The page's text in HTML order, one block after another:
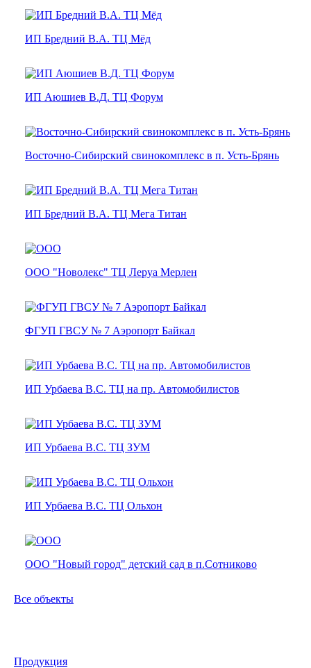
ИП Бредний В.А. ТЦ Мёд
ИП Аюшиев В.Д. ТЦ Форум
Восточно-Сибирский свинокомплекс в п. Усть-Брянь
ИП Бредний В.А. ТЦ Мега Титан
ООО "Новолекс" ТЦ Леруа Мерлен
ФГУП ГВСУ № 7 Аэропорт Байкал
ИП Урбаева В.С. ТЦ на пр. Автомобилистов
ИП Урбаева В.С. ТЦ ЗУМ
ИП Урбаева В.С. ТЦ Ольхон
ООО "Новый город" детский сад в п.Сотниково
Все объекты
Продукция